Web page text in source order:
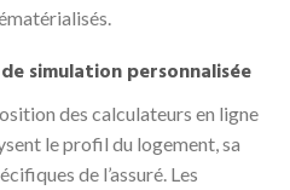
simulation personnalisée
des calculateurs en ligne
le profil du logement, sa
de l’assuré. Les